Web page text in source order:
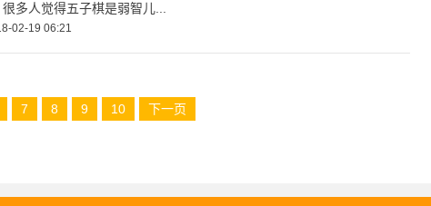
多人觉得五子棋是弱智儿...
02-19 06:21
7 8 9 10 下一页